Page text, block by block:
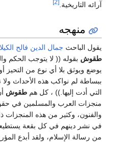
التاريخية.
منهجه
الباحثجمال الدين فالح الكيلاني:
بقوله (( لا يتوجب الحكم واللوم
ويوثق بلا أي نوع من التحيز أو
لم نواكب هذه الأحداث ولا
أدت إليها.)) ، كل هم طقوشأن
العرب والمسلمين في حقول
وكثير من هذه المنجزات ذات
نشر دينهم في كل بقعة يستطيعون
رسالة الإسلام، ولقد أبدع المؤرخ